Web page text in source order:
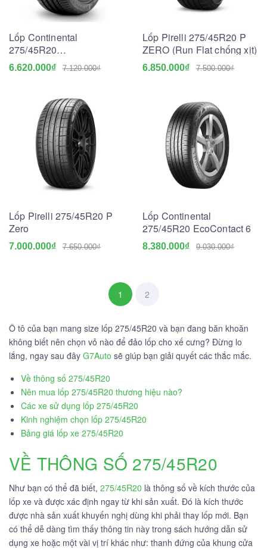
Lốp Continental
275/45R20
ContiSportContact 5 SUV
6.620.000₫ 7.120.000₫
Lốp Pirelli 275/45R20 P
ZERO (Run Flat chống xịt)
6.850.000₫ 7.500.000₫
Lốp Pirelli 275/45R20 P
Zero
7.000.000₫ 7.650.000₫
Lốp Continental
275/45R20 EcoContact 6
8.380.000₫ 9.030.000₫
1 2
Ô tô của bạn mang size lốp 275/45R20 và bạn đang băn khoăn
không biết nên chọn vỏ nào để đảo lốp cho xế cưng? Đừng lo
lắng, ngay sau đây G7Auto sẽ giúp bạn giải quyết các thắc mắc.
Về thông số 275/45R20
Nên mua lốp 275/45R20 thương hiệu nào?
Các xe sử dụng lốp 275/45R20
Kinh nghiệm chọn lốp 275/45R20
Bảng giá lốp xe 275/45R20
VỀ THÔNG SỐ 275/45R20
Như bạn có thể đã biết, 275/45R20 là thông số về kích thước của
lốp xe và được xác định ngay từ khi sản xuất. Đó là kích thước
được nhà sản xuất khuyến nghị dùng khi phải thay lốp mới. Bạn
có thể dễ dàng tìm thấy thông tin này trong sách hướng dẫn sử
dụng xe hoặc một vài vị trí khác như: thanh đứng của khung cửa